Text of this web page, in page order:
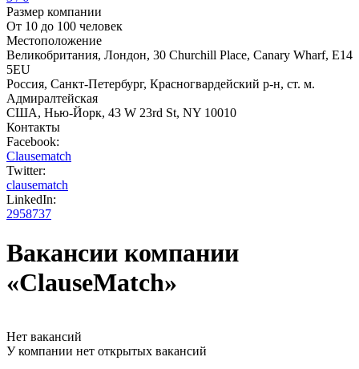
Размер компании
От 10 до 100 человек
Местоположение
Великобритания, Лондон, 30 Churchill Place, Canary Wharf, E14
5EU
Россия, Санкт-Петербург, Красногвардейский р-н, ст. м.
Адмиралтейская
США, Нью-Йорк, 43 W 23rd St, NY 10010
Контакты
Facebook:
Clausematch
Twitter:
clausematch
LinkedIn:
2958737
Вакансии компании
«ClauseMatch»
Нет вакансий
У компании нет открытых вакансий